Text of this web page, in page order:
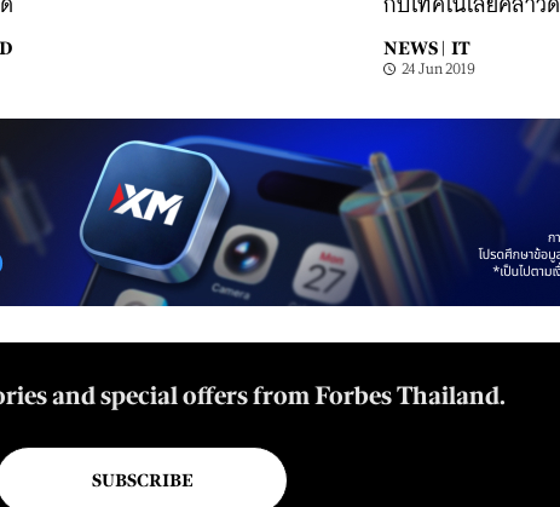
กับเทคโนโลยีคลาวด์
NEWS | IT
24 Jun 2019
and special offers from Forbes Thailand.
SUBSCRIBE